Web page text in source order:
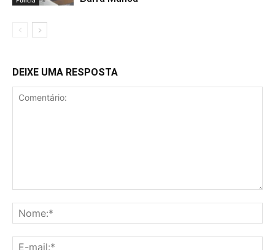
DEIXE UMA RESPOSTA